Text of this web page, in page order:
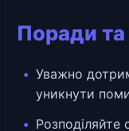
Поради та
Уважно
уникнути